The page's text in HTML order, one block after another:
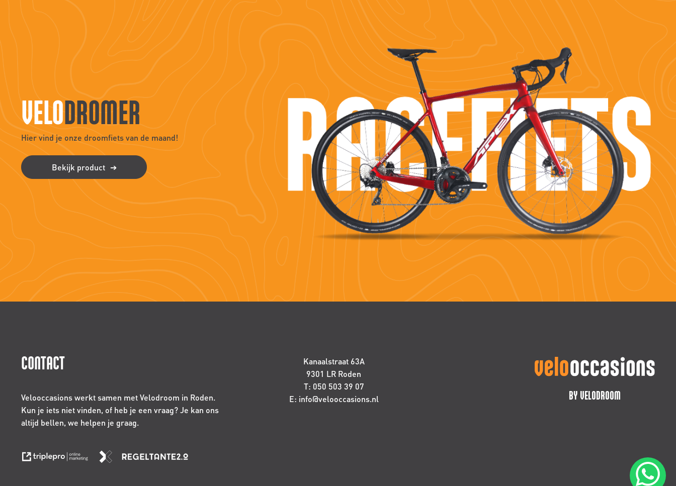
VELODROMER
Hier vind je onze droomfiets van de maand!
Bekijk product
CONTACT
Velooccasions werkt samen met Velodroom in Roden.
Kun je iets niet vinden, of heb je een vraag? Je kan ons
altijd bellen, we helpen je graag.
Kanaalstraat 63A
9301 LR Roden
T: 050 503 39 07
E: info@velooccasions.nl
BY VELODROOM